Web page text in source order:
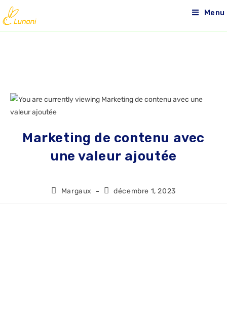
Menu
Marketing de contenu avec
une valeur ajoutée
Margaux décembre 1, 2023